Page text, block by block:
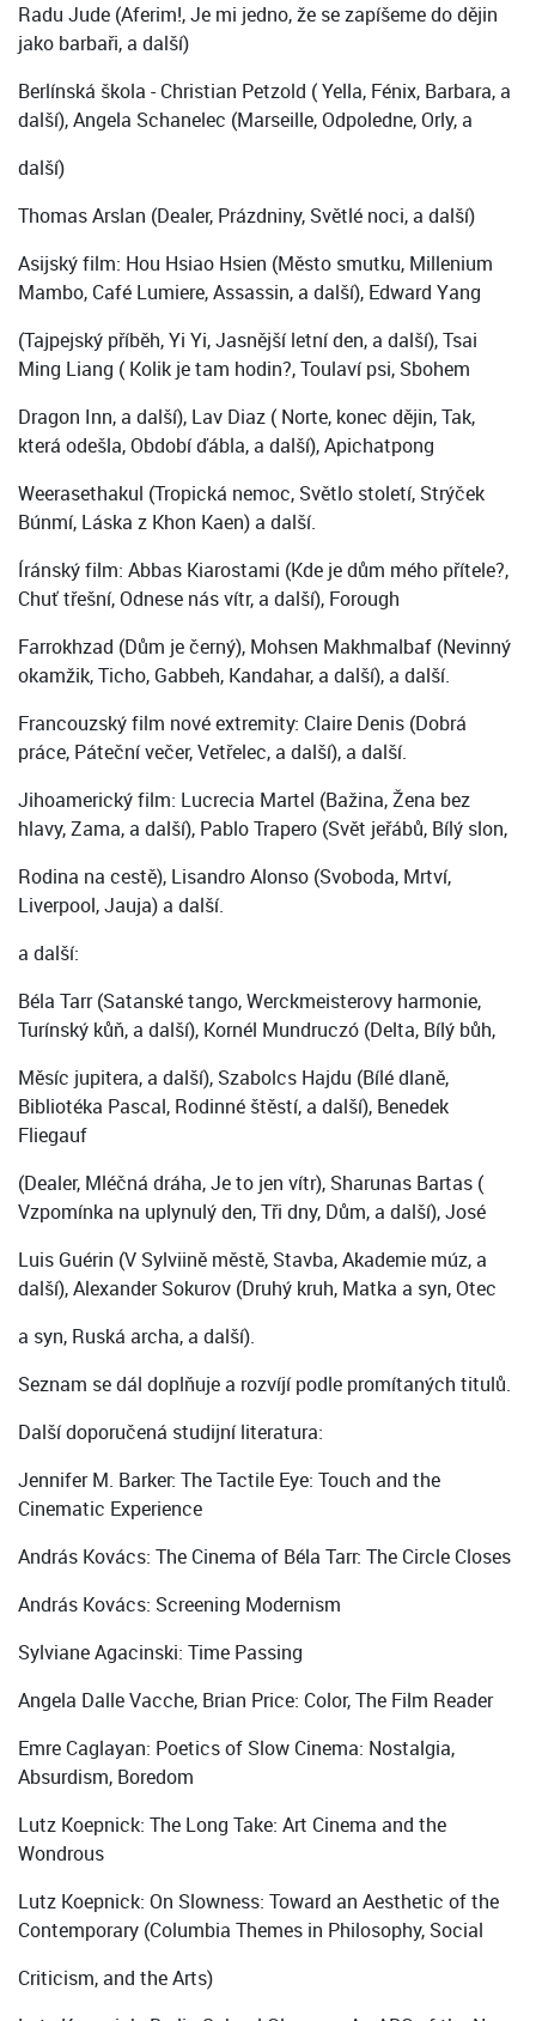
Radu Jude (Aferim!, Je mi jedno, že se zapíšeme do dějin
jako barbaři, a další)
Berlínská škola - Christian Petzold ( Yella, Fénix, Barbara, a
další), Angela Schanelec (Marseille, Odpoledne, Orly, a
další)
Thomas Arslan (Dealer, Prázdniny, Světlé noci, a další)
Asijský film: Hou Hsiao Hsien (Město smutku, Millenium
Mambo, Café Lumiere, Assassin, a další), Edward Yang
(Tajpejský příběh, Yi Yi, Jasnější letní den, a další), Tsai
Ming Liang ( Kolik je tam hodin?, Toulaví psi, Sbohem
Dragon Inn, a další), Lav Diaz ( Norte, konec dějin, Tak,
která odešla, Období ďábla, a další), Apichatpong
Weerasethakul (Tropická nemoc, Světlo století, Strýček
Búnmí, Láska z Khon Kaen) a další.
Íránský film: Abbas Kiarostami (Kde je dům mého přítele?,
Chuť třešní, Odnese nás vítr, a další), Forough
Farrokhzad (Dům je černý), Mohsen Makhmalbaf (Nevinný
okamžik, Ticho, Gabbeh, Kandahar, a další), a další.
Francouzský film nové extremity: Claire Denis (Dobrá
práce, Páteční večer, Vetřelec, a další), a další.
Jihoamerický film: Lucrecia Martel (Bažina, Žena bez
hlavy, Zama, a další), Pablo Trapero (Svět jeřábů, Bílý slon,
Rodina na cestě), Lisandro Alonso (Svoboda, Mrtví,
Liverpool, Jauja) a další.
a další:
Béla Tarr (Satanské tango, Werckmeisterovy harmonie,
Turínský kůň, a další), Kornél Mundruczó (Delta, Bílý bůh,
Měsíc jupitera, a další), Szabolcs Hajdu (Bílé dlaně,
Bibliotéka Pascal, Rodinné štěstí, a další), Benedek
Fliegauf
(Dealer, Mléčná dráha, Je to jen vítr), Sharunas Bartas (
Vzpomínka na uplynulý den, Tři dny, Dům, a další), José
Luis Guérin (V Sylviině městě, Stavba, Akademie múz, a
další), Alexander Sokurov (Druhý kruh, Matka a syn, Otec
a syn, Ruská archa, a další).
Seznam se dál doplňuje a rozvíjí podle promítaných titulů.
Další doporučená studijní literatura:
Jennifer M. Barker: The Tactile Eye: Touch and the
Cinematic Experience
András Kovács: The Cinema of Béla Tarr: The Circle Closes
András Kovács: Screening Modernism
Sylviane Agacinski: Time Passing
Angela Dalle Vacche, Brian Price: Color, The Film Reader
Emre Caglayan: Poetics of Slow Cinema: Nostalgia,
Absurdism, Boredom
Lutz Koepnick: The Long Take: Art Cinema and the
Wondrous
Lutz Koepnick: On Slowness: Toward an Aesthetic of the
Contemporary (Columbia Themes in Philosophy, Social
Criticism, and the Arts)